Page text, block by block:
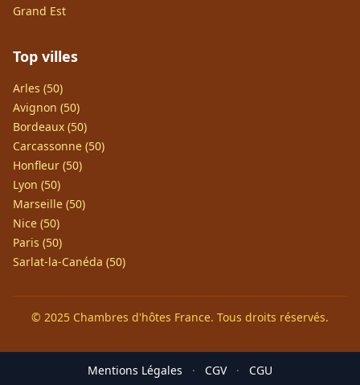
Grand Est
Top villes
Arles (50)
Avignon (50)
Bordeaux (50)
Carcassonne (50)
Honfleur (50)
Lyon (50)
Marseille (50)
Nice (50)
Paris (50)
Sarlat-la-Canéda (50)
© 2025 Chambres d'hôtes France. Tous droits réservés.
Mentions Légales · CGV · CGU